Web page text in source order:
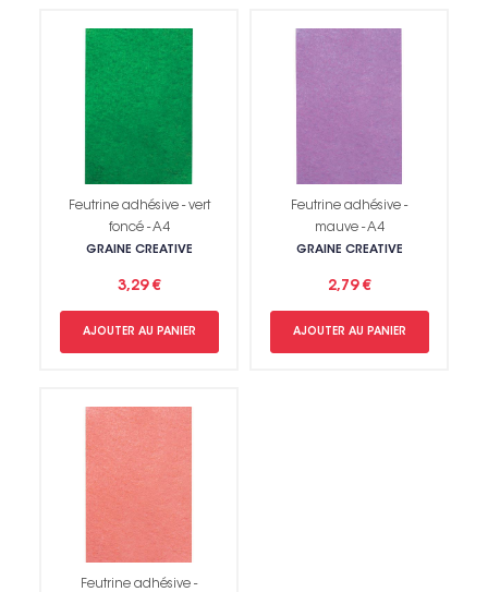
Feutrine adhésive - vert
foncé - A4
GRAINE CREATIVE
3,29 €
AJOUTER AU PANIER
Feutrine adhésive -
mauve - A4
GRAINE CREATIVE
2,79 €
AJOUTER AU PANIER
Feutrine adhésive -